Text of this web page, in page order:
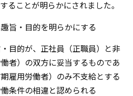
ることが明らかにされました。
旨・目的を明らかにする
目的が、正社員（正職員）と非
者）の双方に妥当するものであ
雇用労働者）のみ不支給とする
条件の相違と認められる